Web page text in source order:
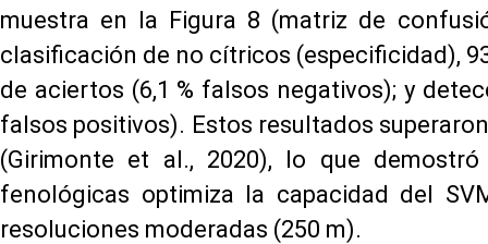
muestra en la Figura 8 (matriz de
clasificación de no cítricos (especificidad),
de aciertos (6,1 % falsos negativos); y
falsos positivos). Estos resultados
(Girimonte et al., 2020), lo que
fenológicas optimiza la capacidad del
resoluciones moderadas (250 m).